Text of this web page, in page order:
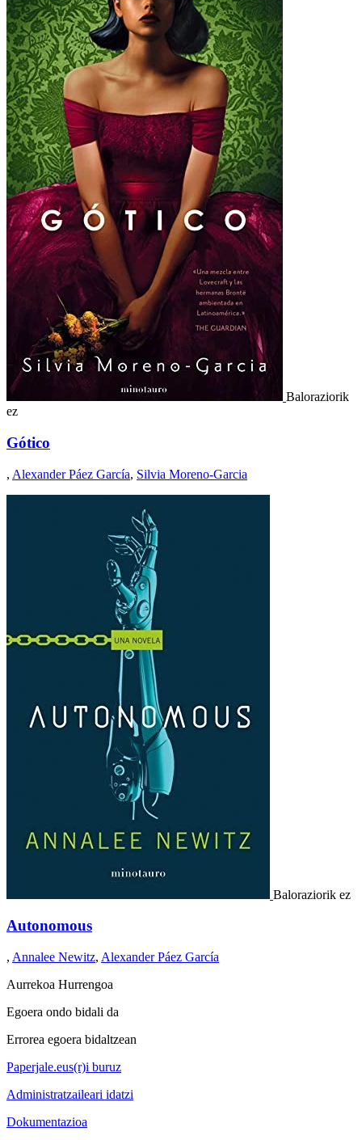
Baloraziorik
ez
Gótico
, Alexander Páez García, Silvia Moreno-Garcia
Baloraziorik ez
Autonomous
, Annalee Newitz, Alexander Páez García
Aurrekoa Hurrengoa
Egoera ondo bidali da
Errorea egoera bidaltzean
Paperjale.eus(r)i buruz
Administratzaileari idatzi
Dokumentazioa